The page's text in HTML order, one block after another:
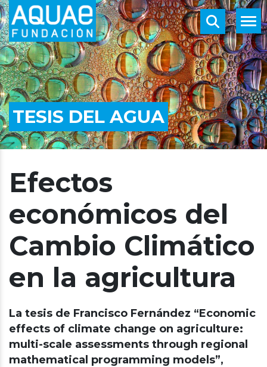
TESIS DEL AGUA
Efectos
económicos del
Cambio Climático
en la agricultura
La tesis de Francisco Fernández “Economic
effects of climate change on agriculture:
multi-scale assessments through regional
mathematical programming models”,